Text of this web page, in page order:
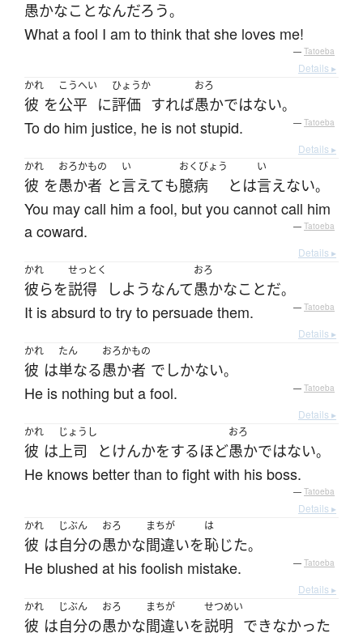
愚かなことなんだろう。
What a fool I am to think that she loves me!
— Tatoeba
Details ▸
かれ
彼 を
こうへい
公平 に
ひょうか
評価 すれば
おろ
愚かではない。
To do him justice, he is not stupid. — Tatoeba
Details ▸
かれ
彼 を
おろかもの
愚か者 と
い
言えても
おくびょう
臆病 とは
い
言えない。
You may call him a fool, but you cannot call him
a coward.
— Tatoeba
Details ▸
かれ
彼らを
せっとく
説得 しようなんて
おろ
愚かなことだ。
It is absurd to try to persuade them. — Tatoeba
Details ▸
かれ
彼 は
たん
単なる
おろかもの
愚か者 でしかない。
He is nothing but a fool. — Tatoeba
Details ▸
かれ
彼 は
じょうし
上司 とけんかをするほど
おろ
愚かではない。
He knows better than to fight with his boss.
— Tatoeba
Details ▸
かれ
彼 は
じぶん
自分の
おろ
愚かな
まちが
間違いを
は
恥じた。
He blushed at his foolish mistake. — Tatoeba
Details ▸
かれ
彼 は
じぶん
自分の
おろ
愚かな
まちが
間違いを
せつめい
説明 できなかった